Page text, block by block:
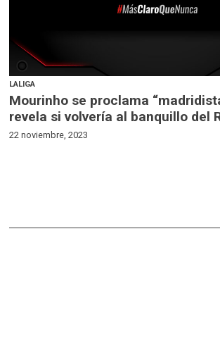
LALIGA
Mourinho se proclama
revela si volvería al banquillo del
22 noviembre, 2023